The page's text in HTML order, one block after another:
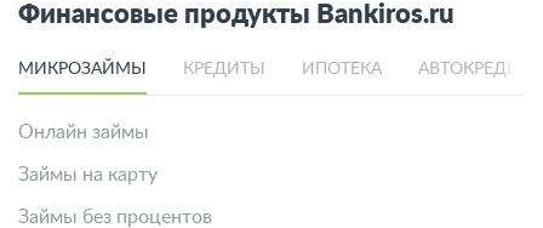
Финансовые продукты Bankiros.ru
МИКРОЗАЙМЫ КРЕДИТЫ ИПОТЕКА
Онлайн займы
Займы на карту
Займы без процентов